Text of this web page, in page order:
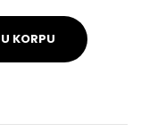
KORPU